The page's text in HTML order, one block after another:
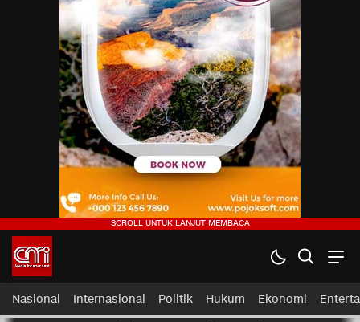
Nasional Internasional Politik Hukum Ekonomi